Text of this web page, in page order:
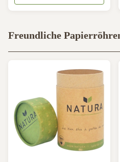
stempelt
Freundliche